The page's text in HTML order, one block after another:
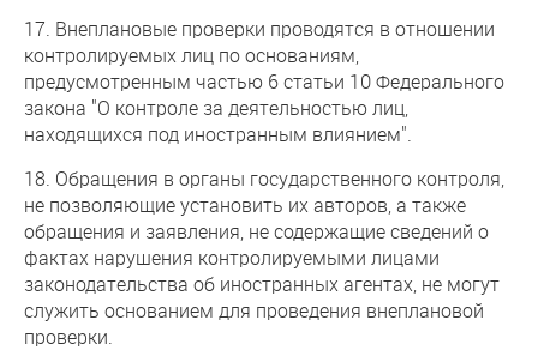
17. Внеплановые проверки проводятся в отношении
контролируемых лиц по основаниям,
предусмотренным частью 6 статьи 10 Федерального
закона "О контроле за деятельностью лиц,
находящихся под иностранным влиянием".
18. Обращения в органы государственного контроля,
не позволяющие установить их авторов, а также
обращения и заявления, не содержащие сведений о
фактах нарушения контролируемыми лицами
законодательства об иностранных агентах, не могут
служить основанием для проведения внеплановой
проверки.